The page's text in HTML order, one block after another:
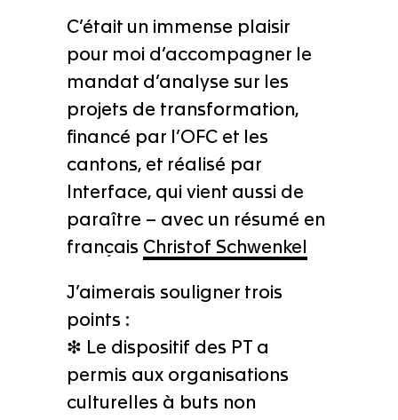
C’était un immense plaisir
pour moi d’accompagner le
mandat d’analyse sur les
projets de transformation,
financé par l’OFC et les
cantons, et réalisé par
Interface, qui vient aussi de
paraître – avec un résumé en
français Christof Schwenkel
J’aimerais souligner trois
points :
❇ Le dispositif des PT a
permis aux organisations
culturelles à buts non